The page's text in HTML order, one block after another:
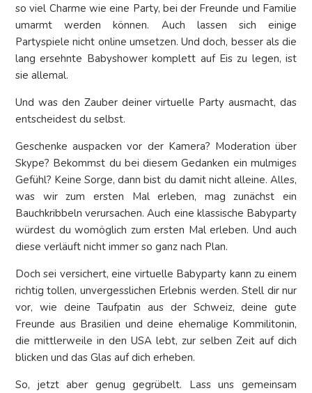
so viel Charme wie eine Party, bei der Freunde und Familie
umarmt werden können. Auch lassen sich einige
Partyspiele nicht online umsetzen. Und doch, besser als die
lang ersehnte Babyshower komplett auf Eis zu legen, ist
sie allemal.
Und was den Zauber deiner virtuelle Party ausmacht, das
entscheidest du selbst.
Geschenke auspacken vor der Kamera? Moderation über
Skype? Bekommst du bei diesem Gedanken ein mulmiges
Gefühl? Keine Sorge, dann bist du damit nicht alleine. Alles,
was wir zum ersten Mal erleben, mag zunächst ein
Bauchkribbeln verursachen. Auch eine klassische Babyparty
würdest du womöglich zum ersten Mal erleben. Und auch
diese verläuft nicht immer so ganz nach Plan.
Doch sei versichert, eine virtuelle Babyparty kann zu einem
richtig tollen, unvergesslichen Erlebnis werden. Stell dir nur
vor, wie deine Taufpatin aus der Schweiz, deine gute
Freunde aus Brasilien und deine ehemalige Kommilitonin,
die mittlerweile in den USA lebt, zur selben Zeit auf dich
blicken und das Glas auf dich erheben.
So, jetzt aber genug gegrübelt. Lass uns gemeinsam